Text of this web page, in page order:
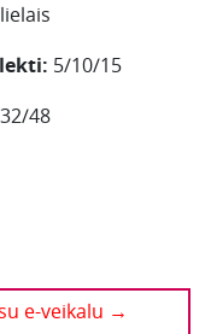
5/10/15
48
e-veikalu →